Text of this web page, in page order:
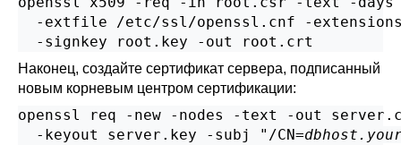
-extfile /etc/ssl/openssl.cnf -
  -signkey root.key -out root.crt
Наконец, создайте сертификат сервера, подписанный
новым корневым центром сертификации:
openssl req -new -nodes -text -out
  -keyout server.key -subj "/CN=